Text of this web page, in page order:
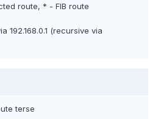
route, * - FIB route
192.168.0.1 (recursive via
terse